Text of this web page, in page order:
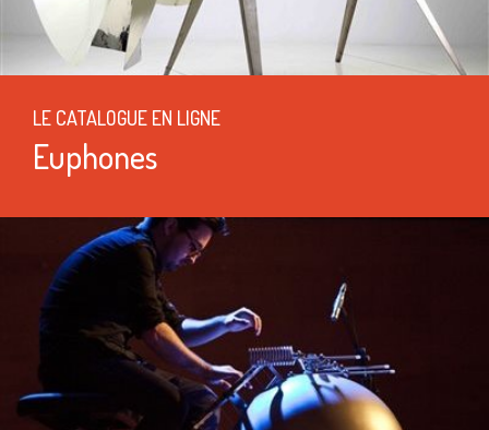
LE CATALOGUE EN LIGNE
Euphones